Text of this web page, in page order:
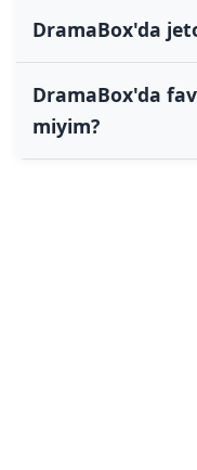
DramaBox'da
DramaBox'da
miyim?